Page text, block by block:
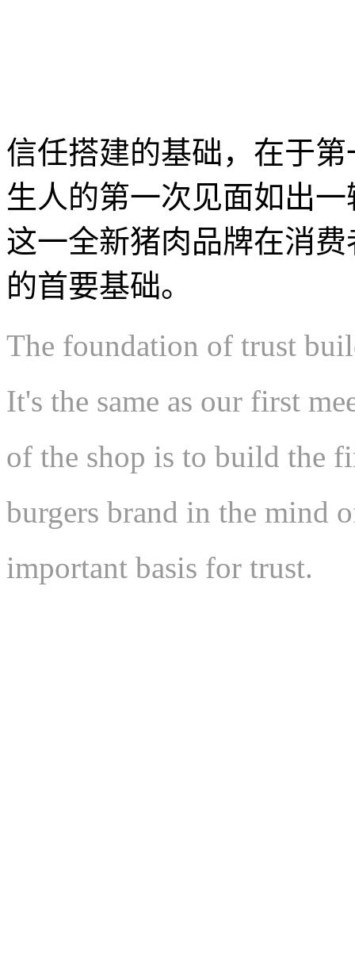
信任搭建的基础，在于
生人的第一次见面如出
这一全新猪肉品牌在消
的首要基础。
The foundation of trust
It's the same as our first
of the shop is to build the
burgers brand in the mind
important basis for trust.